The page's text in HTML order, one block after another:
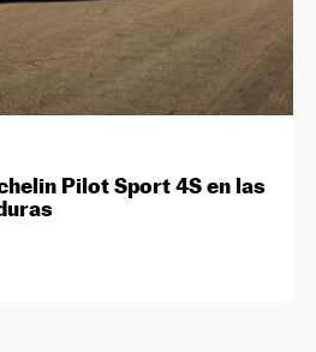
Pilot Sport 4S en las